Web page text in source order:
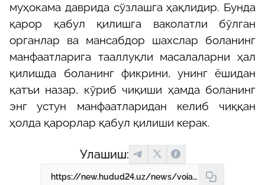
муҳокама даврида сўзлашга ҳақлидир. Бунда
қарор қабул қилишга ваколатли бўлган
органлар ва мансабдор шахслар боланинг
манфаатларига тааллуқли масалаларни ҳал
қилишда боланинг фикрини, унинг ёшидан
қатъи назар, кўриб чиқиши ҳамда боланинг
энг устун манфаатларидан келиб чиққан
ҳолда қарорлар қабул қилиши керак.
Улашиш:
https://new.hudud24.uz/news/voiaga-etmagan-bolalarning-kandai-shakhsii-nomulkii-khukuklari-mavzhud